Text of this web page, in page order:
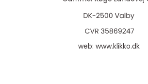
web: www.klikko.dk